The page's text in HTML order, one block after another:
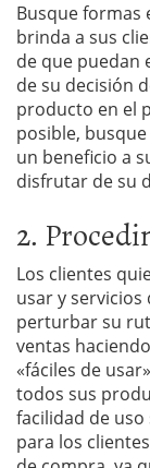
Busque formas
brinda a sus
de que puedan
de su decisión
producto en el
posible,
un beneficio a
disfrutar de su
2.
Los clientes
usar y
perturbar su
ventas
«fáciles de
todos sus
facilidad de
para los